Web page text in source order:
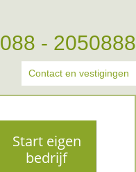
088 - 2050888
Contact en vestigingen
Start eigen
bedrijf